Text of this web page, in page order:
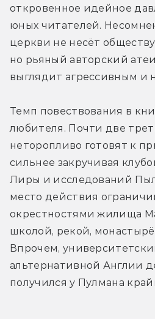
откровенное идейное
юных читателей.
церкви не несёт
но рьяный авторский
выглядит агрессивным и
Темп повествования в
любителя. Почти две
неторопливо готовят к
сильнее закручивая
Лиры и исследований
место действия
окрестностями жилища
школой, рекой,
Впрочем,
альтернативной Англии
получился у Пулмана